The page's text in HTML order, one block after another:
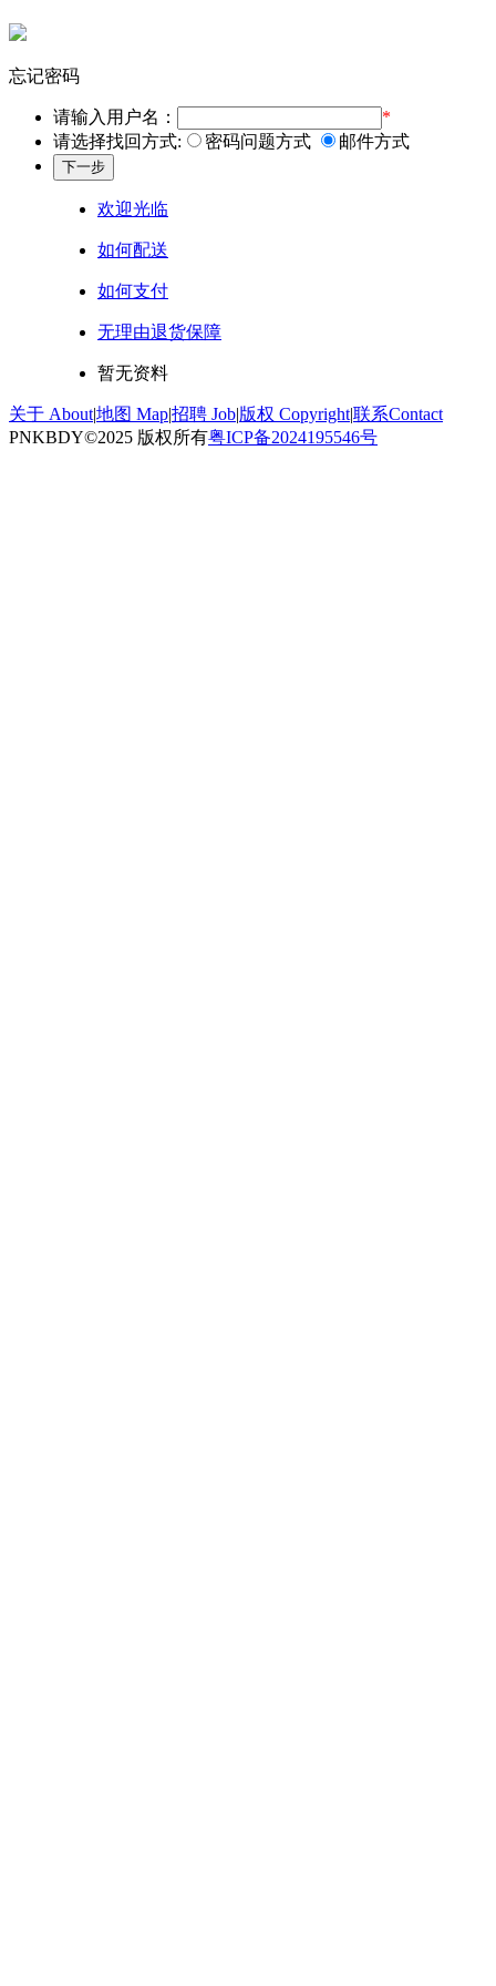
忘记密码
请输入用户名：
*
请选择找回方式:
密码问题方式 邮件方式
欢迎光临
如何配送
如何支付
无理由退货保障
暂无资料
关于 About|地图 Map|招聘 Job|版权 Copyright|联系Contact
PNKBDY©️2025 版权所有粤ICP备2024195546号